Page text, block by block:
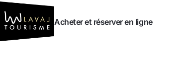
Vers le contenu
Acheter et réserver en ligne